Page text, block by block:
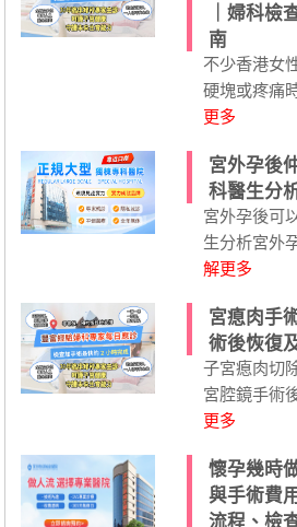
｜婦科檢
南
不少香港女
硬塊或疼痛
更多
宮外孕後
科醫生分
宮外孕後可
生分析宮外
解更多
宮瘜肉手
術後恢復
子宮瘜肉切
宮腔鏡手術
更多
懷孕幾時
與手術費
流程、檢